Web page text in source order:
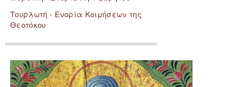
Τουρλωτή - Ενορία Κοιμήσεων της
Θεοτόκου